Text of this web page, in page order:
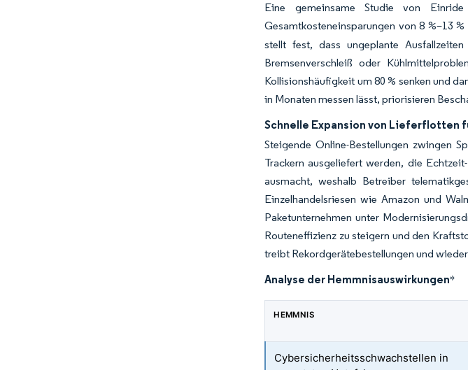
Eine gemeinsame Studie von
Gesamtkosteneinsparungen von 8 %–13
stellt fest, dass ungeplante
Bremsenverschleiß oder
Kollisionshäufigkeit um 80 % senken und
in Monaten messen lässt, priorisieren
Schnelle Expansion von Lieferflotten
Steigende Online-Bestellungen zwingen
Trackern ausgeliefert werden, die
ausmacht, weshalb Betreiber
Einzelhandelsriesen wie Amazon und
Paketunternehmen unter
Routeneffizienz zu steigern und den
treibt Rekordgerätebestellungen und
Analyse der Hemmnisauswirkungen*
HEMMNIS
Cybersicherheitsschwachstellen in